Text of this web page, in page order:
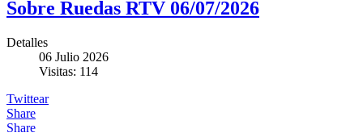
Sobre Ruedas RTV 06/07/2026
Detalles
06 Julio 2026
Visitas: 114
Twittear
Share
Share